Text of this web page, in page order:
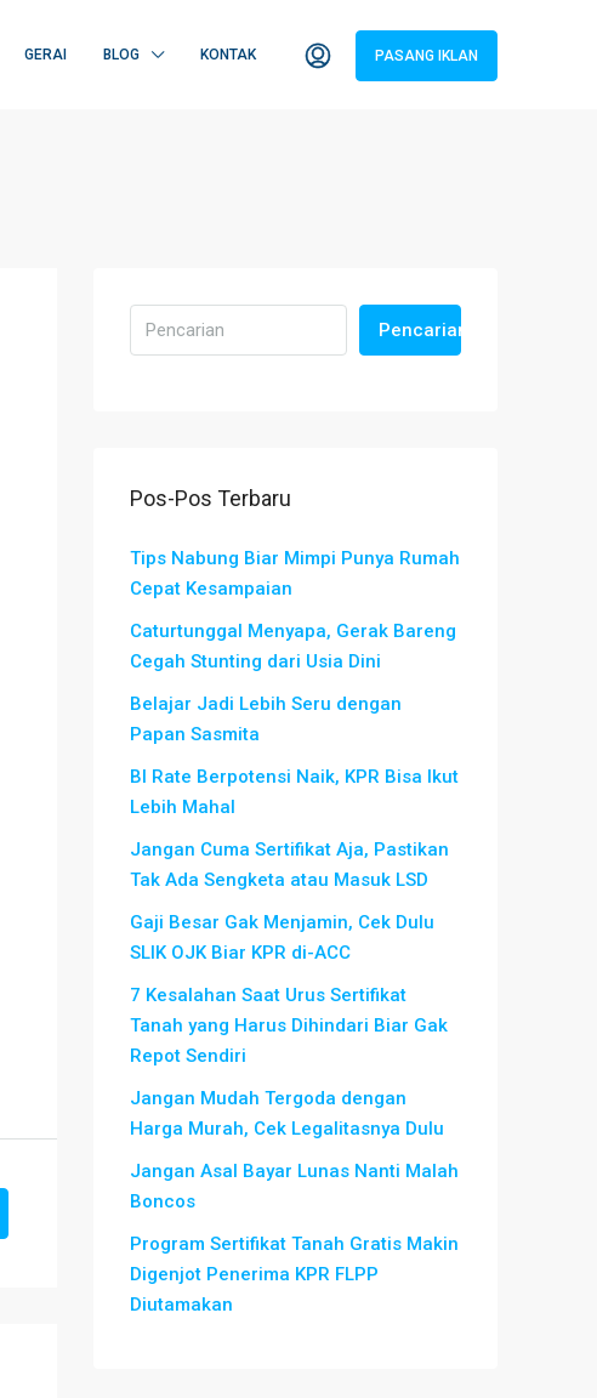
GERAI BLOG KONTAK PASANG IKLAN
Pencarian
Pos-Pos Terbaru
Tips Nabung Biar Mimpi Punya Rumah
Cepat Kesampaian
Caturtunggal Menyapa, Gerak Bareng
Cegah Stunting dari Usia Dini
Belajar Jadi Lebih Seru dengan
Papan Sasmita
BI Rate Berpotensi Naik, KPR Bisa Ikut
Lebih Mahal
Jangan Cuma Sertifikat Aja, Pastikan
Tak Ada Sengketa atau Masuk LSD
Gaji Besar Gak Menjamin, Cek Dulu
SLIK OJK Biar KPR di-ACC
7 Kesalahan Saat Urus Sertifikat
Tanah yang Harus Dihindari Biar Gak
Repot Sendiri
Jangan Mudah Tergoda dengan
Harga Murah, Cek Legalitasnya Dulu
Jangan Asal Bayar Lunas Nanti Malah
Boncos
Program Sertifikat Tanah Gratis Makin
Digenjot Penerima KPR FLPP
Diutamakan